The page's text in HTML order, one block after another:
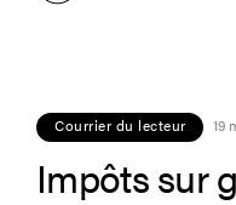
Courrier du lecteur 19
Impôts sur